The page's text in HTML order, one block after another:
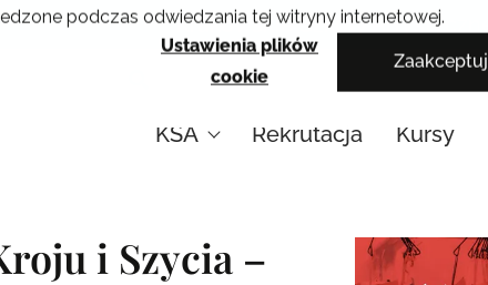
podczas odwiedzania tej witryny internetowej.
Ustawienia plików
cookie
Zaakceptuj
Krakowskie Szkoły Artystyczne
KSA Rekrutacja Kursy
i Szycia –